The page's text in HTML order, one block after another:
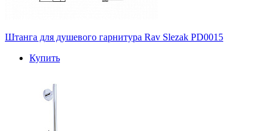
Штанга для душевого гарнитура Rav Slezak PD0015
Купить